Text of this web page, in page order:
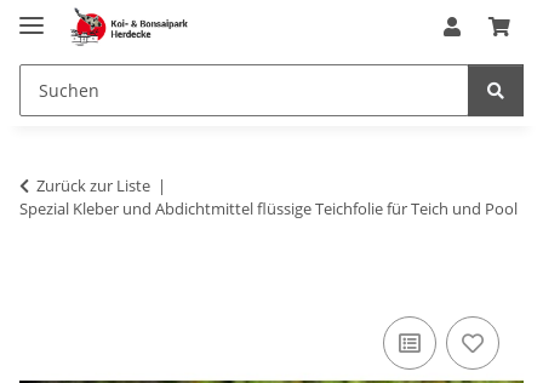
Zurück zur Liste
Spezial Kleber und Abdichtmittel flüssige Teichfolie für Teich und Pool